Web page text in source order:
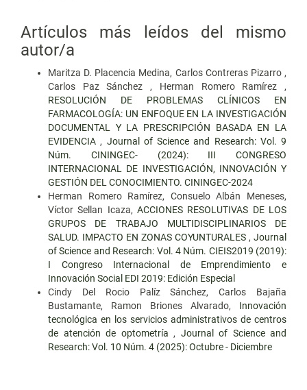
Artículos más leídos del mismo
autor/a
Maritza D. Placencia Medina, Carlos Contreras Pizarro ,
Carlos Paz Sánchez , Herman Romero Ramírez ,
RESOLUCIÓN DE PROBLEMAS CLÍNICOS EN
FARMACOLOGÍA: UN ENFOQUE EN LA INVESTIGACIÓN
DOCUMENTAL Y LA PRESCRIPCIÓN BASADA EN LA
EVIDENCIA , Journal of Science and Research: Vol. 9
Núm. CININGEC- (2024): III CONGRESO
INTERNACIONAL DE INVESTIGACIÓN, INNOVACIÓN Y
GESTIÓN DEL CONOCIMIENTO. CININGEC-2024
Herman Romero Ramírez, Consuelo Albán Meneses,
Víctor Sellan Icaza, ACCIONES RESOLUTIVAS DE LOS
GRUPOS DE TRABAJO MULTIDISCIPLINARIOS DE
SALUD. IMPACTO EN ZONAS COYUNTURALES , Journal
of Science and Research: Vol. 4 Núm. CIEIS2019 (2019):
I Congreso Internacional de Emprendimiento e
Innovación Social EDI 2019: Edición Especial
Cindy Del Rocio Palíz Sánchez, Carlos Bajaña
Bustamante, Ramon Briones Alvarado, Innovación
tecnológica en los servicios administrativos de centros
de atención de optometría , Journal of Science and
Research: Vol. 10 Núm. 4 (2025): Octubre - Diciembre